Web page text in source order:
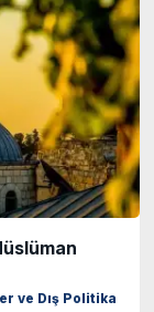
ve Dış Politika